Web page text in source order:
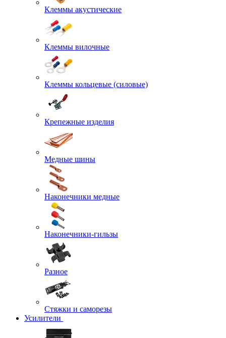
Клеммы акустические
Клеммы вилочные
Клеммы кольцевые (силовые)
Крепежные изделия
Медные шины
Наконечники медные
Наконечники-гильзы
Разное
Стяжки и саморезы
Усилители